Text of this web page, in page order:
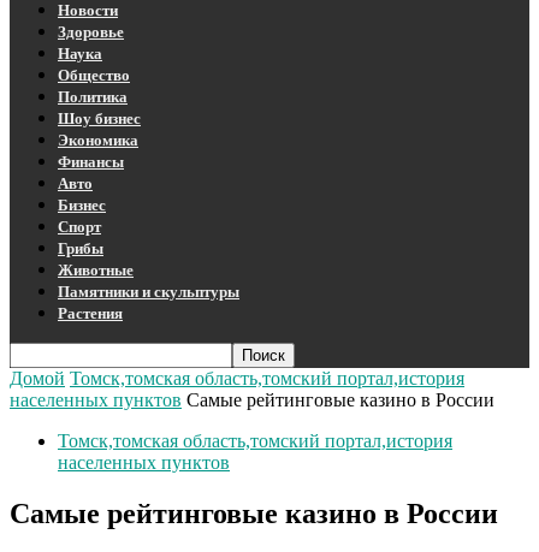
Новости
Здоровье
Наука
Общество
Политика
Шоу бизнес
Экономика
Финансы
Авто
Бизнес
Спорт
Грибы
Животные
Памятники и скульптуры
Растения
Домой Томск,томская область,томский портал,история
населенных пунктов Самые рейтинговые казино в России
Томск,томская область,томский портал,история
населенных пунктов
Самые рейтинговые казино в России